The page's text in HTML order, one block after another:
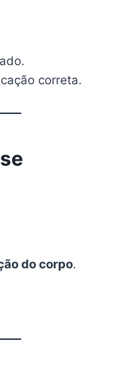
correta.
do corpo.